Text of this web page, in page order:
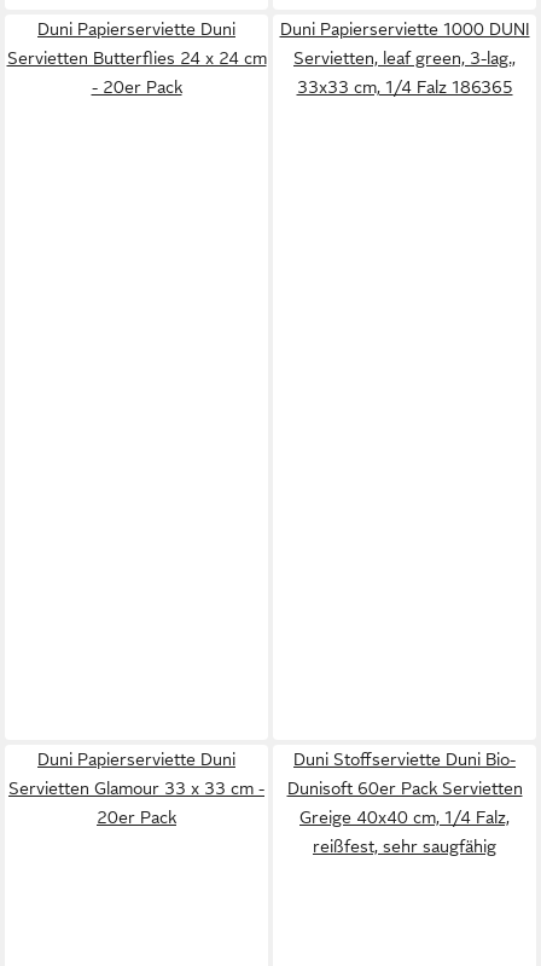
Duni Papierserviette Duni
Servietten Butterflies 24 x 24 cm
- 20er Pack
Duni Papierserviette 1000 DUNI
Servietten, leaf green, 3-lag.,
33x33 cm, 1/4 Falz 186365
Duni Papierserviette Duni
Servietten Glamour 33 x 33 cm -
20er Pack
Duni Stoffserviette Duni Bio-
Dunisoft 60er Pack Servietten
Greige 40x40 cm, 1/4 Falz,
reißfest, sehr saugfähig